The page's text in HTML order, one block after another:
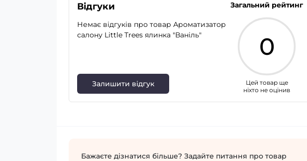
Відгуки
Немає відгуків про товар Ароматизатор
салону Little Trees ялинка "Ваніль"
Залишити відгук
Загальний рейтинг
0
Цей товар ще
ніхто не оцінив
Бажаєте дізнатися більше? Задайте питання про товар